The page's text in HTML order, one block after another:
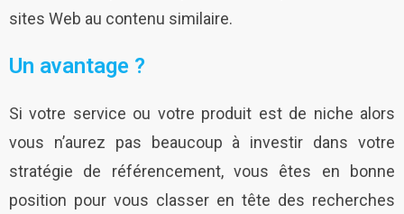
sites Web au contenu similaire.
Un avantage ?
Si votre service ou votre produit est de niche alors
vous n’aurez pas beaucoup à investir dans votre
stratégie de référencement, vous êtes en bonne
position pour vous classer en tête des recherches